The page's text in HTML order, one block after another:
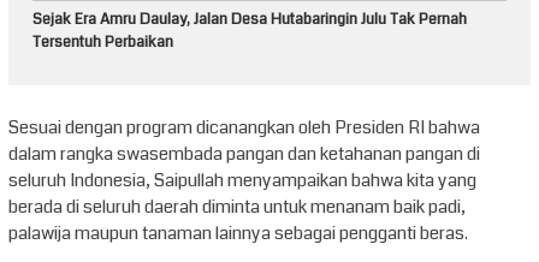
Sejak Era Amru Daulay, Jalan Desa Hutabaringin Julu Tak Pernah
Tersentuh Perbaikan
Sesuai dengan program dicanangkan oleh Presiden RI bahwa
dalam rangka swasembada pangan dan ketahanan pangan di
seluruh Indonesia, Saipullah menyampaikan bahwa kita yang
berada di seluruh daerah diminta untuk menanam baik padi,
palawija maupun tanaman lainnya sebagai pengganti beras.